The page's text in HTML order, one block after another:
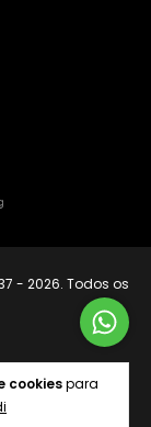
cookiespara
- 2026. Todos os